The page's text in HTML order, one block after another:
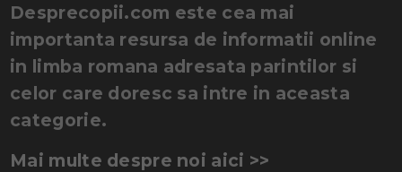
Desprecopii.com este cea mai
importanta resursa de informatii online
in limba romana adresata parintilor si
celor care doresc sa intre in aceasta
categorie.
Mai multe despre noi aici >>